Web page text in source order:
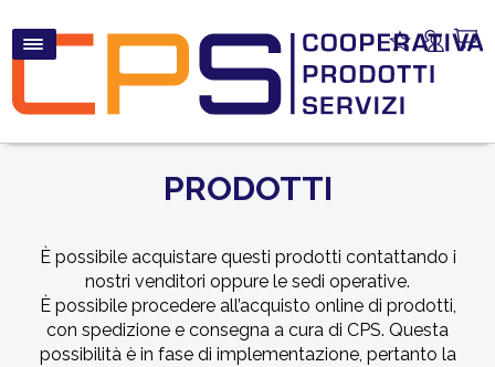
PRODOTTI
È possibile acquistare questi prodotti contattando i
nostri venditori oppure le sedi operative.
È possibile procedere all’acquisto online di prodotti,
con spedizione e consegna a cura di CPS. Questa
possibilità è in fase di implementazione, pertanto la